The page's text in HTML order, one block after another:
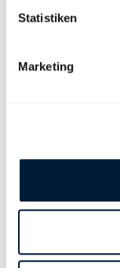
Statistiken
Marketing
Schweiz
Treuen Mitgliedern